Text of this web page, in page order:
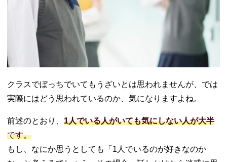
くない！好きな
ように過ごそう
クラスでぼっちでいてもうざいとは思われませんが、では
実際にはどう思われているのか、気になりますよね。
前述のとおり、 1人でいる人がいても気にしない人が大半
です。
もし、なにか思うとしても「1人でいるのが好きなのか